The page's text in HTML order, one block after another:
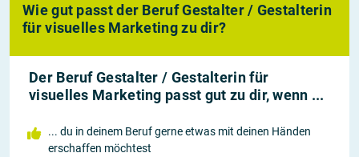
Wie gut passt der Beruf Gestalter / Gestalterin
für visuelles Marketing zu dir?
Der Beruf Gestalter / Gestalterin für
visuelles Marketing passt gut zu dir, wenn ...
... du in deinem Beruf gerne etwas mit deinen Händen
erschaffen möchtest